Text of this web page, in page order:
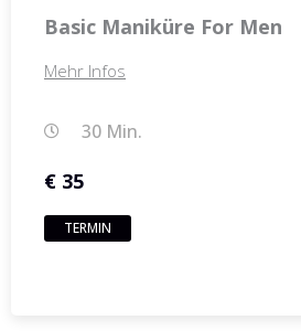
Basic Maniküre For Men
Mehr Infos
30 Min.
€ 35
TERMIN